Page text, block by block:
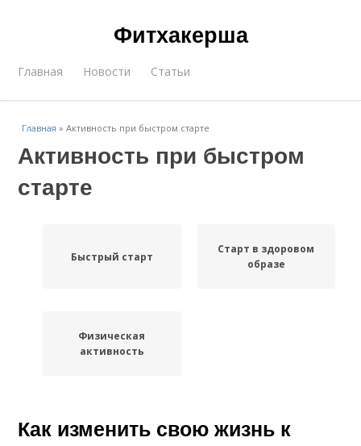
Фитхакерша
Главная Новости Статьи
Главная »Активность при быстром старте
Активность при быстром
старте
Быстрый старт
Старт в здоровом
образе
Физическая
активность
Как изменить свою жизнь к